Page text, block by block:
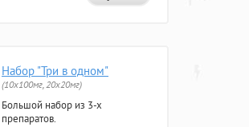
Набор "Три в одном"
(10x100мг, 20x20мг)
Большой набор из 3-х
препаратов.